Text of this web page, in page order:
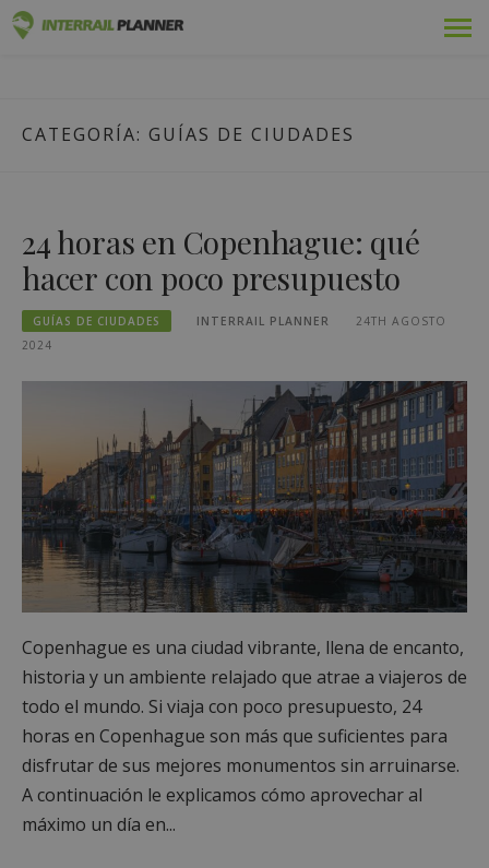
Pases
Guías de países
Conectarse
INTERRAIL
CATEGORÍA: GUÍAS DE CIUDADES
24 horas en Copenhague: qué
hacer con poco presupuesto
GUÍAS DE CIUDADES INTERRAIL PLANNER
24TH AGOSTO
2024
Copenhague es una ciudad vibrante, llena de encanto,
historia y un ambiente relajado que atrae a viajeros de
todo el mundo. Si viaja con poco presupuesto, 24
horas en Copenhague son más que suficientes para
disfrutar de sus mejores monumentos sin arruinarse.
A continuación le explicamos cómo aprovechar al
máximo un día en...